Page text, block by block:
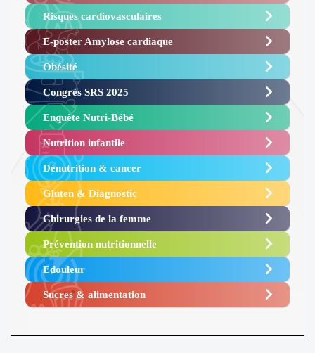
Risques cardiovasculaires
E-poster Amylose cardiaque ​
Obésité ​
Congrès SRS 2025 ​
Enquête Nutri-Bébé ​
Nutrition infantile
Dénutrition & cancer
Gluten & Diagnostic
Chirurgies de la femme
Prévention nutritionnelle
Edouleur​
Sucres & alimentation​